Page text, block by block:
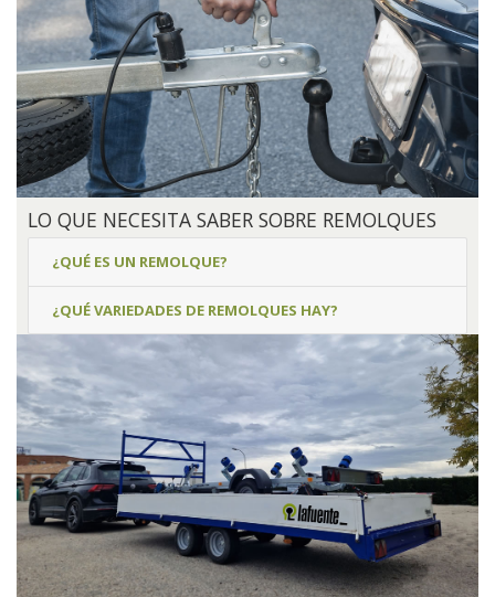
LO QUE NECESITA SABER SOBRE REMOLQUES
¿QUÉ ES UN REMOLQUE?
¿QUÉ VARIEDADES DE REMOLQUES HAY?